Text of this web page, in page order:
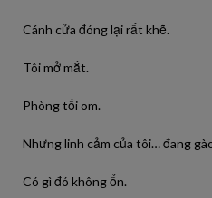
Cánh cửa đóng lại rất khẽ.
Tôi mở mắt.
Phòng tối om.
Nhưng linh cảm của tôi… đang
Có gì đó không ổn.